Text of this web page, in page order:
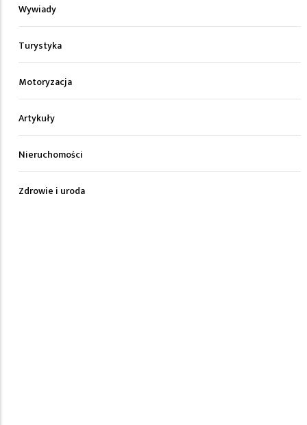
Wywiady
Turystyka
Motoryzacja
Artykuły
Nieruchomości
Zdrowie i uroda